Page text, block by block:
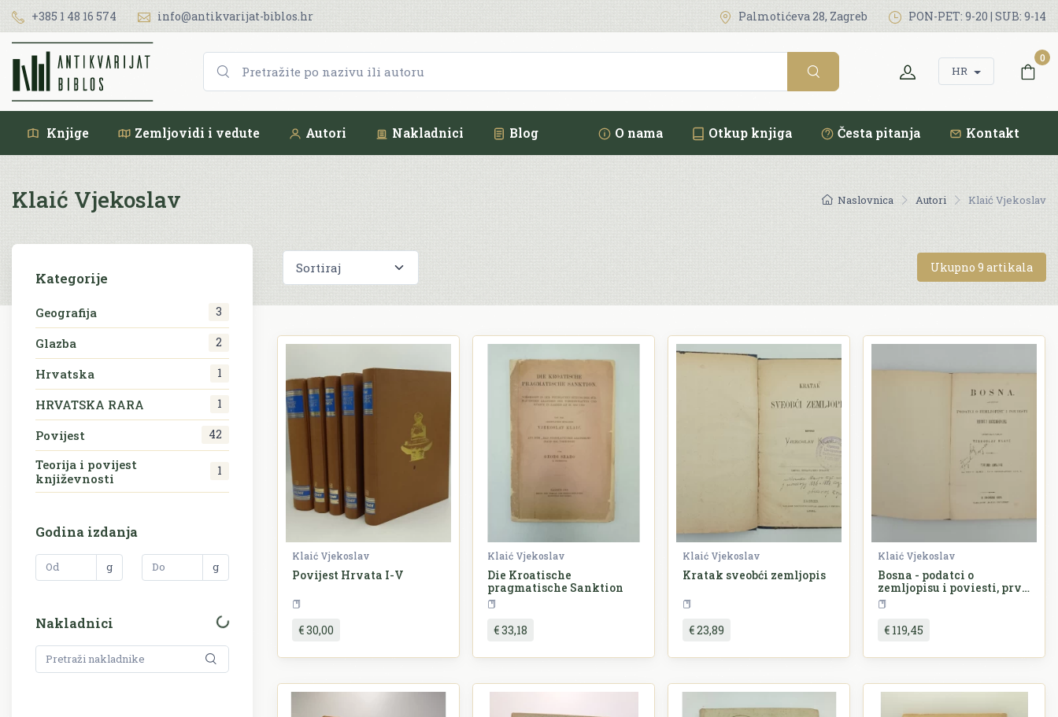
+385 1 48 16 574 info@antikvarijat-biblos.hr Palmotićeva 28, Zagreb PON-PET: 9-20 | SUB: 9-14
HR
0
Knjige Zemljovidi i vedute Autori Nakladnici Blog O nama Otkup knjiga Česta pitanja Kontakt
Naslovnica Autori Klaić Vjekoslav
Klaić Vjekoslav
Kategorije
Geografija 3
Glazba 2
Hrvatska 1
HRVATSKA RARA 1
Povijest 42
Teorija i povijest
književnosti
1
Godina izdanja
g g
Nakladnici
Ukupno 9 artikala
Klaić Vjekoslav
Povijest Hrvata I-V
€ 30,00
Klaić Vjekoslav
Die Kroatische
pragmatische Sanktion
€ 33,18
Klaić Vjekoslav
Kratak sveobći zemljopis
€ 23,89
Klaić Vjekoslav
Bosna - podatci o
zemljopisu i poviesti, prvi
dio
€ 119,45